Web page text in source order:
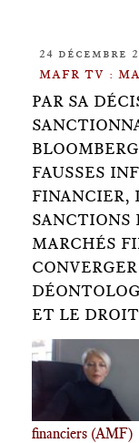
24 décembre
MAFR TV :
PAR SA
FAUSSES
FINANCIER,
SANCTIONS
MARCHÉS
ET LE
financiers (AMF)